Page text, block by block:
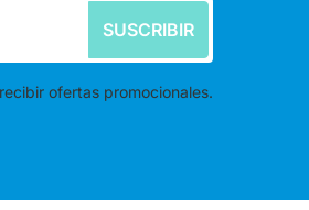
SUSCRIBIR
ofertas promocionales.